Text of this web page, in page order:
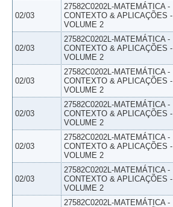
02/03
27582C0202L-MATEMÁTICA -
CONTEXTO & APLICAÇÕES -
VOLUME 2
02/03
27582C0202L-MATEMÁTICA -
CONTEXTO & APLICAÇÕES -
VOLUME 2
02/03
27582C0202L-MATEMÁTICA -
CONTEXTO & APLICAÇÕES -
VOLUME 2
02/03
27582C0202L-MATEMÁTICA -
CONTEXTO & APLICAÇÕES -
VOLUME 2
02/03
27582C0202L-MATEMÁTICA -
CONTEXTO & APLICAÇÕES -
VOLUME 2
02/03
27582C0202L-MATEMÁTICA -
CONTEXTO & APLICAÇÕES -
VOLUME 2
27582C0202L-MATEMÁTICA -